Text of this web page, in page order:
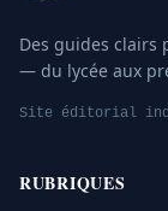
Des guides clairs
— du lycée aux
Site éditorial
RUBRIQUES